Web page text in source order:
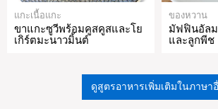
แกะเนื้อแกะ
ขาแกะซูวีพร้อมคูสคูสและโย
เกิร์ตมะนาวมิ้นต์
ของหวาน
มัฟฟินอัล
และลูกพีช
ดูสูตรอาหารเพิ่มเติมในภาษา